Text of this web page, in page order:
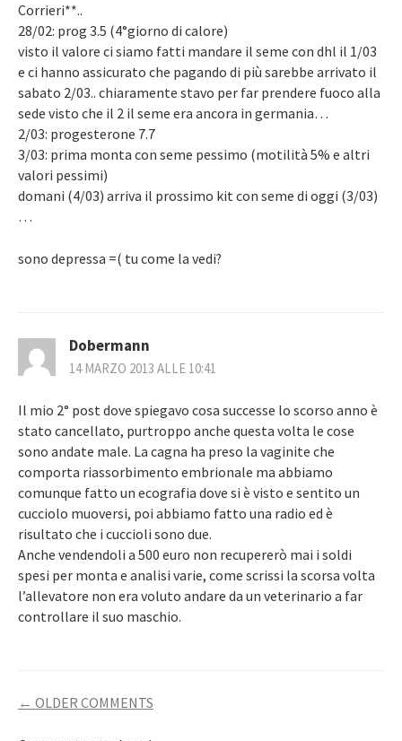
Corrieri**..
28/02: prog 3.5 (4°giorno di calore)
visto il valore ci siamo fatti mandare il seme con dhl il 1/03
e ci hanno assicurato che pagando di più sarebbe arrivato il
sabato 2/03.. chiaramente stavo per far prendere fuoco alla
sede visto che il 2 il seme era ancora in germania…
2/03: progesterone 7.7
3/03: prima monta con seme pessimo (motilità 5% e altri
valori pessimi)
domani (4/03) arriva il prossimo kit con seme di oggi (3/03)
…
sono depressa =( tu come la vedi?
Dobermann
14 MARZO 2013 ALLE 10:41
Il mio 2° post dove spiegavo cosa successe lo scorso anno è
stato cancellato, purtroppo anche questa volta le cose
sono andate male. La cagna ha preso la vaginite che
comporta riassorbimento embrionale ma abbiamo
comunque fatto un ecografia dove si è visto e sentito un
cucciolo muoversi, poi abbiamo fatto una radio ed è
risultato che i cuccioli sono due.
Anche vendendoli a 500 euro non recupererò mai i soldi
spesi per monta e analisi varie, come scrissi la scorsa volta
l’allevatore non era voluto andare da un veterinario a far
controllare il suo maschio.
COMMENT
← OLDER COMMENTS